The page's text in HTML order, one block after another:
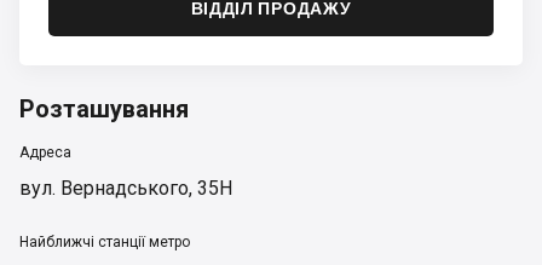
ВІДДІЛ ПРОДАЖУ
Розташування
Адреса
вул. Вернадського, 35Н
Найближчі станції метро